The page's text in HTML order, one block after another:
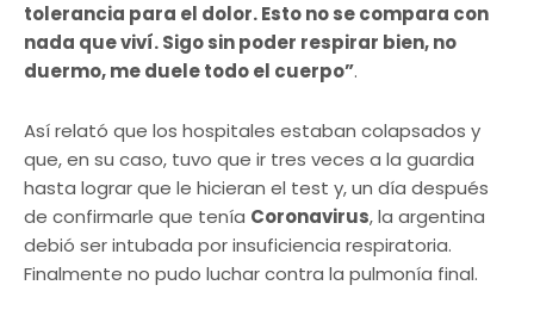
tolerancia para el dolor. Esto no se compara con
nada que viví. Sigo sin poder respirar bien, no
duermo, me duele todo el cuerpo”.
Así relató que los hospitales estaban colapsados y
que, en su caso, tuvo que ir tres veces a la guardia
hasta lograr que le hicieran el test y, un día después
de confirmarle que tenía Coronavirus, la argentina
debió ser intubada por insuficiencia respiratoria.
Finalmente no pudo luchar contra la pulmonía final.